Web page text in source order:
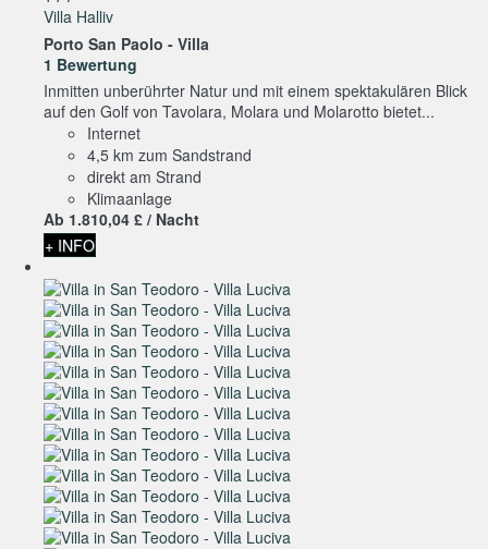
Villa Halliv
Porto San Paolo - Villa
1 Bewertung
Inmitten unberührter Natur und mit einem spektakulären Blick
auf den Golf von Tavolara, Molara und Molarotto bietet...
Internet
4,5 km zum Sandstrand
direkt am Strand
Klimaanlage
Ab 1.810,04 £ / Nacht
+ INFO